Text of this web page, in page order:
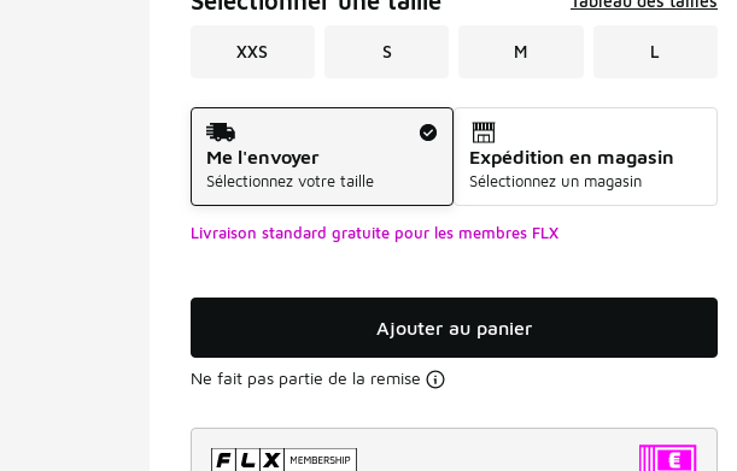
XXS S M L
Mode d'expédition
Me l'envoyer
Sélectionnez votre taille
Expédition en magasin
Sélectionnez un magasin
Livraison standard gratuite pour les membres FLX
Ajouter au panier
Ne fait pas partie de la remise